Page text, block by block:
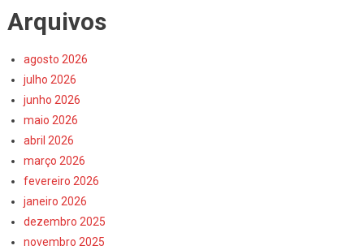
Arquivos
agosto 2026
julho 2026
junho 2026
maio 2026
abril 2026
março 2026
fevereiro 2026
janeiro 2026
dezembro 2025
novembro 2025